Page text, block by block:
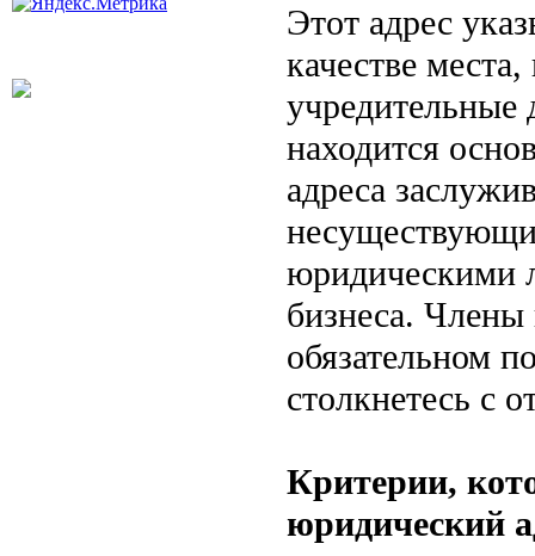
Этот адрес
качестве
находится
адреса
юридическими
бизнеса.
обязательном
столкнетесь с
Критерии,
юридический